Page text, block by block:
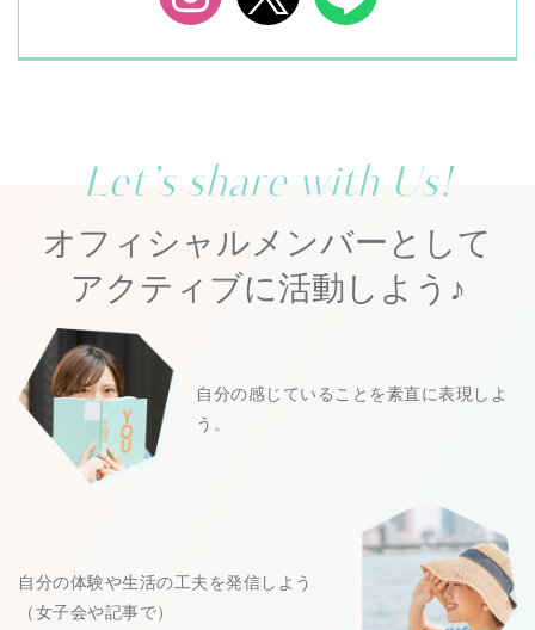
Let’s share with Us!
オフィシャルメンバーとして
アクティブに活動しよう♪
自分の感じていることを素直に表現しよ
う。
自分の体験や生活の工夫を発信しよう
（女子会や記事で）